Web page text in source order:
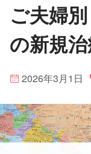
ご夫婦
の新規
2026年3月1日